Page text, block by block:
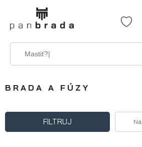
BRADA A FÚZY
FILTRUJ